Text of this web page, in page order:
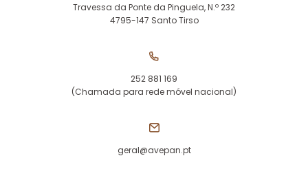
Travessa da Ponte da Pinguela, N.º 232
4795-147 Santo Tirso
252 881 169
(Chamada para rede móvel nacional)
geral@avepan.pt